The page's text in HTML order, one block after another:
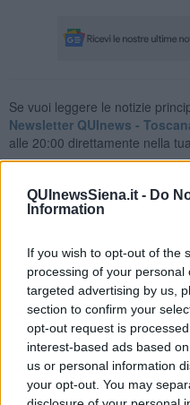
QUInewsSiena.it - Do
Information
If you wish to opt-out of the
processing of your
targeted advertising by us,
section to confirm your
opt-out request is
interest-based ads based
us or personal information
your opt-out. You may
Se vuoi leggere le notizie
Newsletter QUInews -
alle 20:00 direttamente nella
Fotogallery
Ti potrebbe interessare
Articoli dal Blog “Vignaioli e